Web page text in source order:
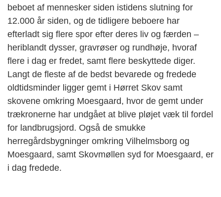
beboet af mennesker siden istidens slutning for
12.000 år siden, og de tidligere beboere har
efterladt sig flere spor efter deres liv og færden –
heriblandt dysser, gravrøser og rundhøje, hvoraf
flere i dag er fredet, samt flere beskyttede diger.
Langt de fleste af de bedst bevarede og fredede
oldtidsminder ligger gemt i Hørret Skov samt
skovene omkring Moesgaard, hvor de gemt under
trækronerne har undgået at blive pløjet væk til fordel
for landbrugsjord. Også de smukke
herregårdsbygninger omkring Vilhelmsborg og
Moesgaard, samt Skovmøllen syd for Moesgaard, er
i dag fredede.